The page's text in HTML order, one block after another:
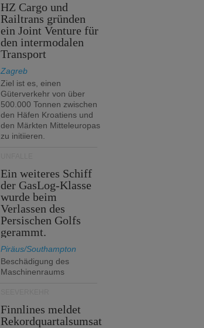
HZ Cargo und
Railtrans gründen
ein Joint Venture für
den intermodalen
Transport
Zagreb
Ziel ist es, einen
Güterverkehr von über
500.000 Tonnen zwischen
den Häfen Kroatiens und
den Märkten Mitteleuropas
zu initiieren.
Ein weiteres Schiff
der GasLog-Klasse
wurde beim
Verlassen des
Persischen Golfs
gerammt.
Piräus/Southampton
Beschädigung des
Maschinenraums
Finnlines meldet
Rekordquartalsumsat